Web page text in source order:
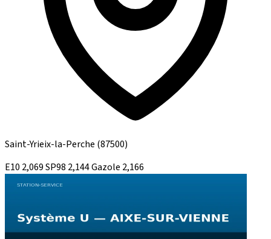
Saint-Yrieix-la-Perche (87500)
E10 2,069SP98 2,144Gazole 2,166